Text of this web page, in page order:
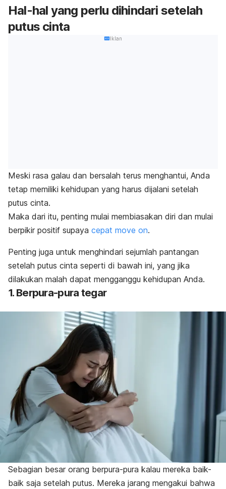
Hal-hal yang perlu dihindari setelah
putus cinta
Iklan
Meski rasa galau dan bersalah terus menghantui, Anda
tetap memiliki kehidupan yang harus dijalani setelah
putus cinta.
Maka dari itu, penting mulai membiasakan diri dan mulai
berpikir positif supaya cepat move on.
Penting juga untuk menghindari sejumlah pantangan
setelah putus cinta seperti di bawah ini, yang jika
dilakukan malah dapat mengganggu kehidupan Anda.
1. Berpura-pura tegar
Sebagian besar orang berpura-pura kalau mereka baik-
baik saja setelah putus. Mereka jarang mengakui bahwa